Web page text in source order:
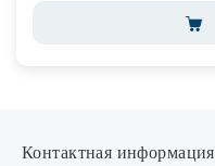
Контактная информация